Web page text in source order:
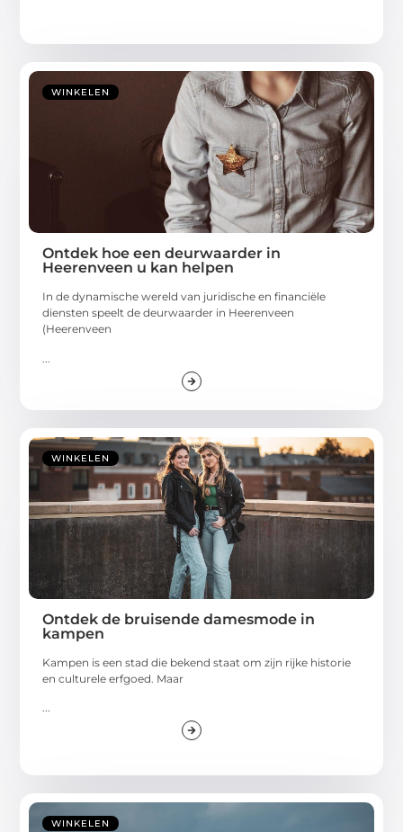
WINKELEN
Ontdek hoe een deurwaarder in
Heerenveen u kan helpen
In de dynamische wereld van juridische en financiële
diensten speelt de deurwaarder in Heerenveen
(Heerenveen
WINKELEN
Ontdek de bruisende damesmode in
kampen
Kampen is een stad die bekend staat om zijn rijke historie
en culturele erfgoed. Maar
...
WINKELEN